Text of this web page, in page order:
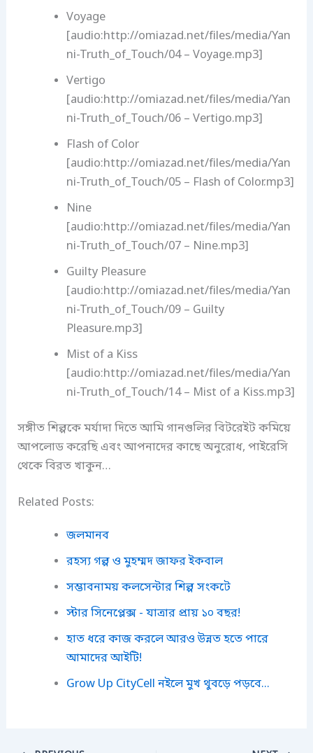
Voyage
[audio:http://omiazad.net/files/media/Yan
ni-Truth_of_Touch/04 – Voyage.mp3]
Vertigo
[audio:http://omiazad.net/files/media/Yan
ni-Truth_of_Touch/06 – Vertigo.mp3]
Flash of Color
[audio:http://omiazad.net/files/media/Yan
ni-Truth_of_Touch/05 – Flash of Color.mp3]
Nine
[audio:http://omiazad.net/files/media/Yan
ni-Truth_of_Touch/07 – Nine.mp3]
Guilty Pleasure
[audio:http://omiazad.net/files/media/Yan
ni-Truth_of_Touch/09 – Guilty
Pleasure.mp3]
Mist of a Kiss
[audio:http://omiazad.net/files/media/Yan
ni-Truth_of_Touch/14 – Mist of a Kiss.mp3]
সঙ্গীত শিল্পকে মর্যাদা দিতে আমি গানগুলির বিটরেইট কমিয়ে
আপলোড করেছি এবং আপনাদের কাছে অনুরোধ, পাইরেসি
থেকে বিরত খাকুন…
Related Posts:
জলমানব
রহস্য গল্প ও মুহম্মদ জাফর ইকবাল
সম্ভাবনাময় কলসেন্টার শিল্প সংকটে
স্টার সিনেপ্লেক্স - যাত্রার প্রায় ১০ বছর!
হাত ধরে কাজ করলে আরও উন্নত হতে পারে
আমাদের আইটি!
Grow Up CityCell নইলে মুখ থুবড়ে পড়বে...